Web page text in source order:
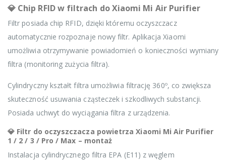
💎 Chip RFID w filtrach do Xiaomi Mi Air Purifier
Filtr posiada chip RFID, dzięki któremu oczyszczacz
automatycznie rozpoznaje nowy filtr. Aplikacja Xiaomi
umożliwia otrzymywanie powiadomień o konieczności wymiany
filtra (monitoring zużycia filtra).
Cylindryczny kształt filtra umożliwia filtrację 360º, co zwiększa
skuteczność usuwania cząsteczek i szkodliwych substancji.
Posiada uchwyt do wyciągania filtra z urządzenia.
💎 Filtr do oczyszczacza powietrza Xiaomi Mi Air Purifier
1 / 2 / 3 / Pro / Max – montaż
Instalacja cylindrycznego filtra EPA (E11) z węglem